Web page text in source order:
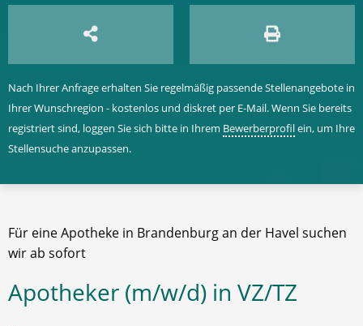
Nach Ihrer Anfrage erhalten Sie regelmäßig passende Stellenangebote in
Ihrer Wunschregion - kostenlos und diskret per E-Mail. Wenn Sie bereits
registriert sind, loggen Sie sich bitte in Ihrem Bewerberprofilein, um Ihre
Stellensuche anzupassen.
Für eine Apotheke in Brandenburg an der Havel suchen
wir ab sofort
Apotheker (m/w/d) in VZ/TZ